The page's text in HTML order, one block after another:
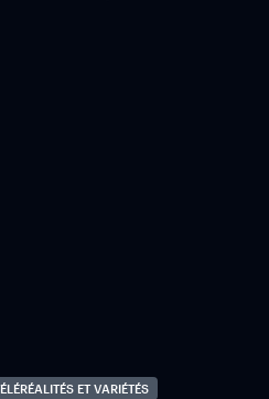
ET VARIÉTÉS